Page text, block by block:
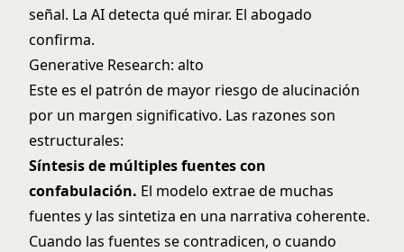
señal. La AI detecta qué mirar. El abogado
confirma.
Generative Research: alto
Este es el patrón de mayor riesgo de alucinación
por un margen significativo. Las razones son
estructurales:
Síntesis de múltiples fuentes con
confabulación. El modelo extrae de muchas
fuentes y las sintetiza en una narrativa coherente.
Cuando las fuentes se contradicen, o cuando